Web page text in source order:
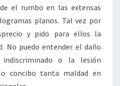
el rumbo en las extensas
planos. Tal vez por
y pido para ellos la
No puedo entender el daño
o la lesión
concibo tanta maldad en